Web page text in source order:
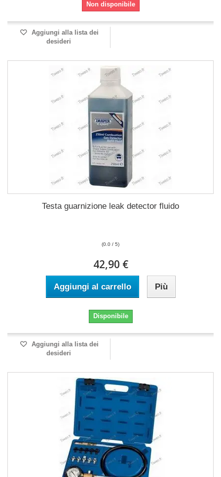
Non disponibile
Aggiungi alla lista dei
desideri
Testa guarnizione leak detector fluido
(0.0 / 5)
42,90 €
Aggiungi al carrello Più
Disponibile
Aggiungi alla lista dei
desideri